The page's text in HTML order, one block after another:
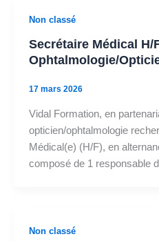
Non classé
Secrétaire Médical H/
Ophtalmologie/
17 mars 2026
Vidal Formation, en
opticien/ophtalmologie
Médical(e) (H/F), en
composé de 1 responsable
Non classé